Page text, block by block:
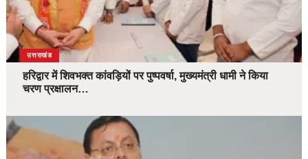
उत्तराखंड
हरिद्वार में शिवभक्त कांवड़ियों पर पुष्पवर्षा, मुख्यमंत्री धामी ने किया
चरण प्रक्षालन…